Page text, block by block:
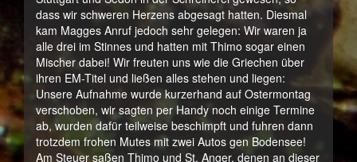
dass wir schweren Herzens abgesagt hatten. Diesmal
kam Magges Anruf jedoch sehr gelegen: Wir waren ja
alle drei im Stinnes und hatten mit Thimo sogar einen
Mischer dabei! Wir freuten uns wie die Griechen über
ihren EM-Titel und ließen alles stehen und liegen:
Unsere Aufnahme wurde kurzerhand auf Ostermontag
verschoben, wir sagten per Handy noch einige Termine
ab, wurden dafür teilweise beschimpft und fuhren dann
trotzdem frohen Mutes mit zwei Autos gen Bodensee!
Am Steuer saßen Thimo und St. Anger, denen an dieser